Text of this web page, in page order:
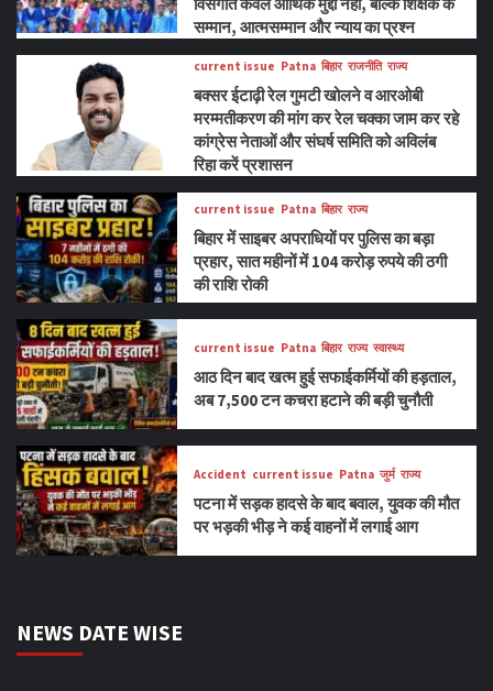
सम्मान, आत्मसम्मान और न्याय का प्रश्न
current issue Patna बिहार राजनीति राज्य
बक्सर ईटाढ़ी रेल गुमटी खोलने व आरओबी
मरम्मतीकरण की मांग कर रेल चक्का जाम कर रहे
कांग्रेस नेताओं और संघर्ष समिति को अविलंब
रिहा करें प्रशासन
current issue Patna बिहार राज्य
बिहार में साइबर अपराधियों पर पुलिस का बड़ा
प्रहार, सात महीनों में 104 करोड़ रुपये की ठगी
की राशि रोकी
current issue Patna बिहार राज्य स्वास्थ्य
आठ दिन बाद खत्म हुई सफाईकर्मियों की हड़ताल,
अब 7,500 टन कचरा हटाने की बड़ी चुनौती
Accident current issue Patna जुर्म राज्य
पटना में सड़क हादसे के बाद बवाल, युवक की मौत
पर भड़की भीड़ ने कई वाहनों में लगाई आग
NEWS DATE WISE